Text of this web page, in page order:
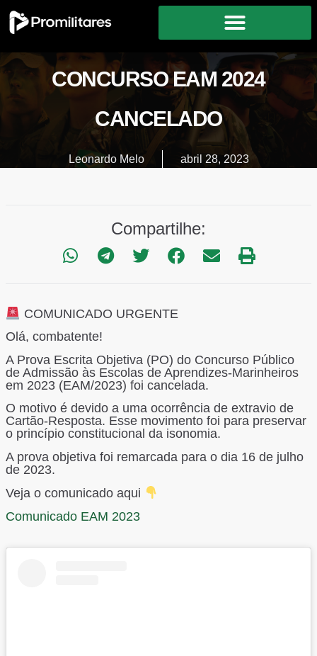
CONCURSO EAM 2024
CANCELADO
Leonardo Melo abril 28, 2023
Compartilhe:
COMUNICADO URGENTE
Olá, combatente!
A Prova Escrita Objetiva (PO) do Concurso Público
de Admissão às Escolas de Aprendizes-Marinheiros
em 2023 (EAM/2023) foi cancelada.
O motivo é devido a uma ocorrência de extravio de
Cartão-Resposta. Esse movimento foi para preservar
o princípio constitucional da isonomia.
A prova objetiva foi remarcada para o dia 16 de julho
de 2023.
Veja o comunicado aqui
Comunicado EAM 2023